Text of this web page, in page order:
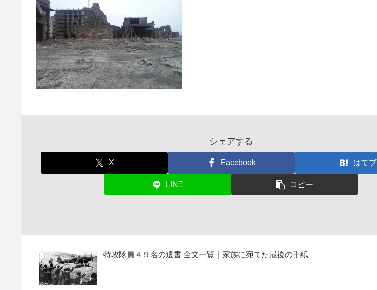
シェアする
X Facebook はてブ
LINE コピー
特攻隊員４９名の遺書 全文一覧｜家族に宛てた最後の手紙